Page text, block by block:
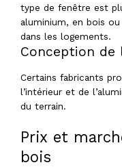
type de fenêtre est
aluminium, en bois
dans les logements.
Conception
Certains fabricants
l’intérieur et de
du terrain.
Prix et
bois